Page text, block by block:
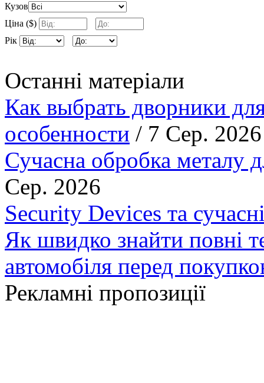
Кузов
Ціна ($)
Рік
Останні матеріали
Как выбрать дворники
особенности / 7 Сер. 2026
Сучасна обробка металу
Сер. 2026
Security Devices та
Як швидко знайти повні
автомобіля перед
Рекламні пропозиції